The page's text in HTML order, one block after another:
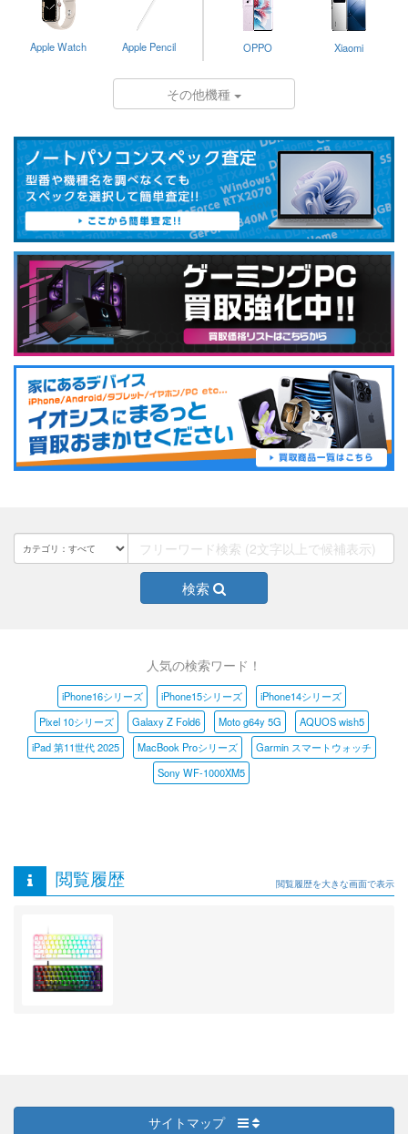
Apple Watch Apple Pencil OPPO Xiaomi
その他機種
検索
人気の検索ワード！
iPhone16シリーズ iPhone15シリーズ
iPhone14シリーズ
Pixel 10シリーズ
Galaxy Z Fold6 Moto g64y 5G
AQUOS wish5
iPad 第11世代 2025
MacBook Proシリーズ
Garmin スマートウォッチ
Sony WF-1000XM5
閲覧履歴 閲覧履歴を大きな画面で表示
サイトマップ